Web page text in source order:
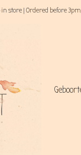
store | Ordered before